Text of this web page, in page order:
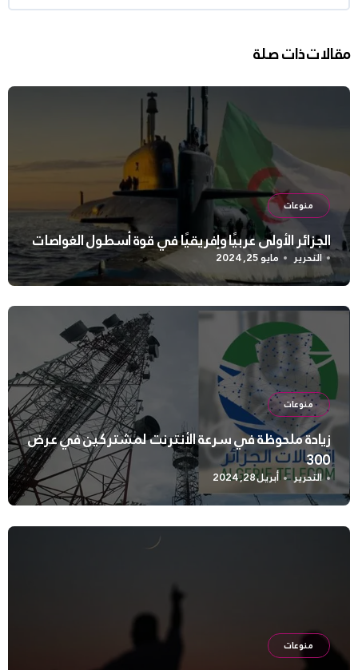
مقالات ذات صلة
منوعات
الجزائر الأولى عربيًا وإفريقيًا في قوة أسطول الغواصات
التحرير مايو 25, 2024
منوعات
زيادة ملحوظة في سرعة الأنترنت لمشتركين في عرض
300
التحرير أبريل 28, 2024
منوعات